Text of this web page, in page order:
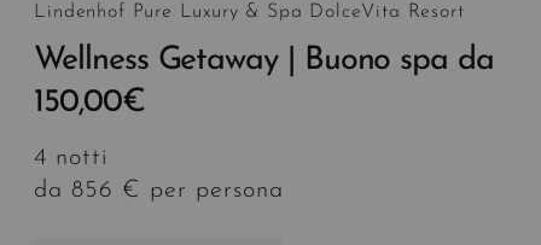
Lindenhof Pure Luxury & Spa DolceVita Resort
Wellness Getaway | Buono spa da
150,00€
4 notti
da 856 € per persona